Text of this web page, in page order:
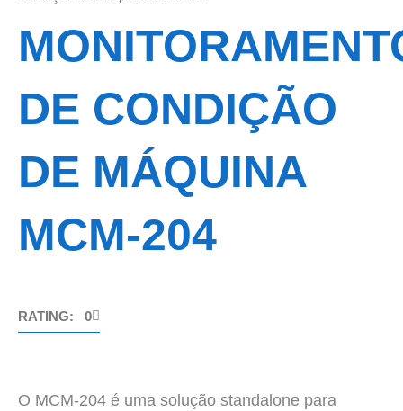
DE CONDIÇÃO
DE MÁQUINA
MCM-204
RATING: 0
O MCM-204 é uma solução standalone para